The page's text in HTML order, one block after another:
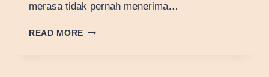
merasa tidak pernah menerima…
READ MORE PENTINGNYA